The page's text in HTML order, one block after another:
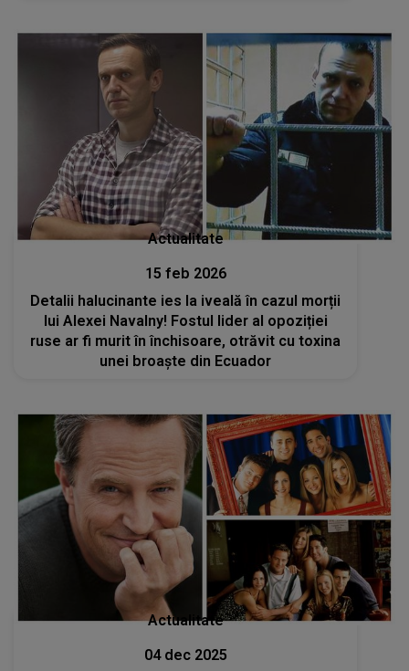
Actualitate
15 feb 2026
Detalii halucinante ies la iveală în cazul morții
lui Alexei Navalny! Fostul lider al opoziției
ruse ar fi murit în închisoare, otrăvit cu toxina
unei broaște din Ecuador
Actualitate
04 dec 2025